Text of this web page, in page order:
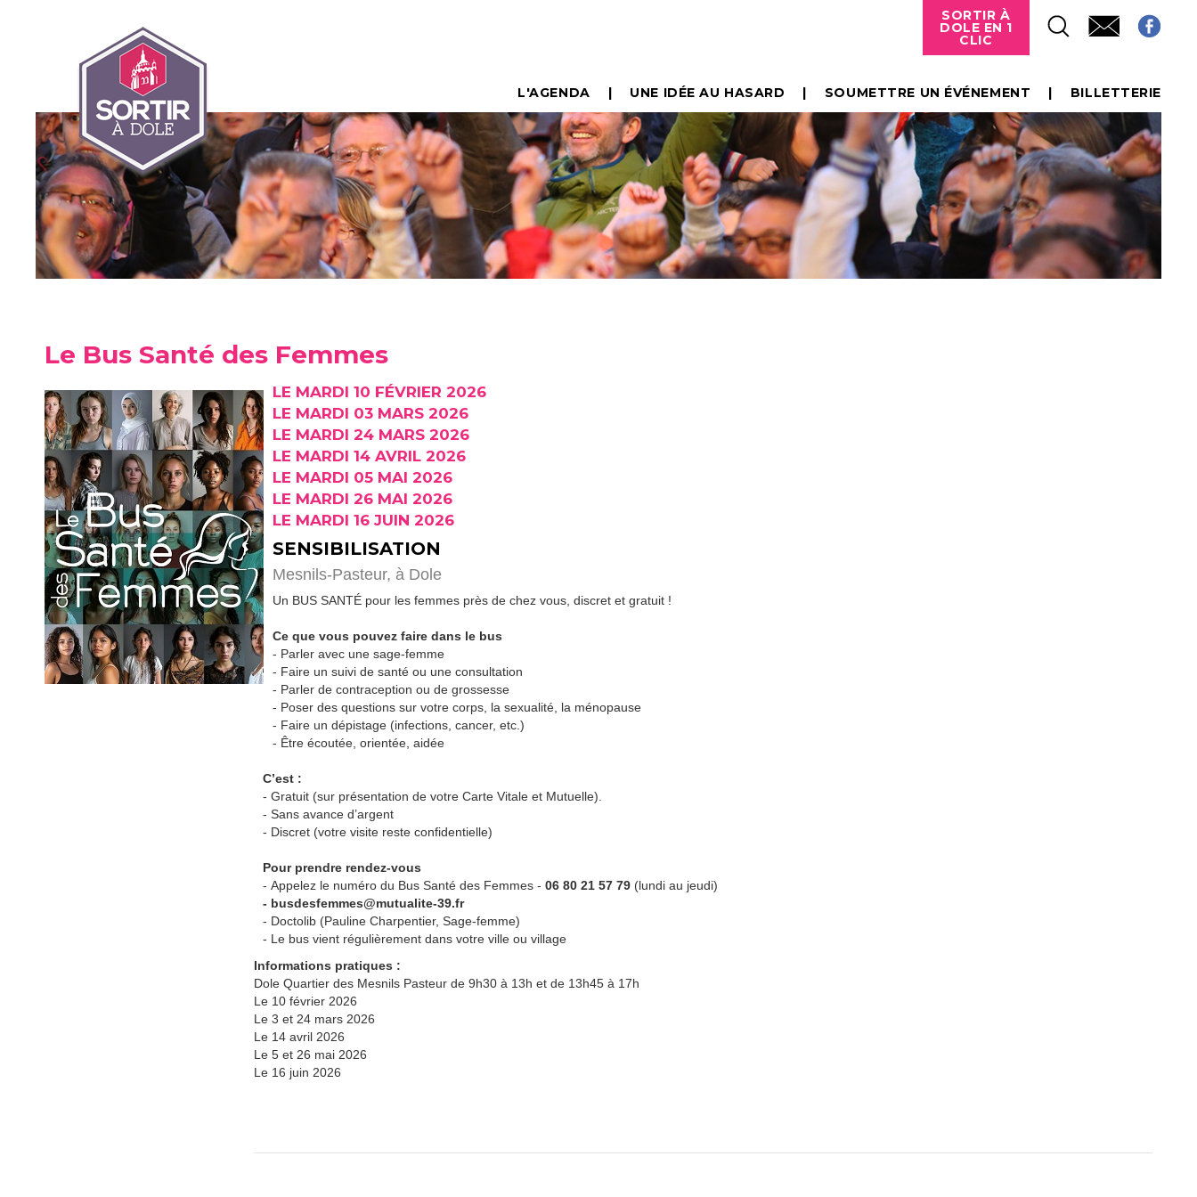
SORTIR À
DOLE EN 1
CLIC
L'AGENDA UNE IDÉE AU HASARD SOUMETTRE UN ÉVÉNEMENT BILLETTERIE
Le Bus Santé des Femmes
LE MARDI 10 FÉVRIER 2026
LE MARDI 03 MARS 2026
LE MARDI 24 MARS 2026
LE MARDI 14 AVRIL 2026
LE MARDI 05 MAI 2026
LE MARDI 26 MAI 2026
LE MARDI 16 JUIN 2026
SENSIBILISATION
Mesnils-Pasteur, à Dole
Un BUS SANTÉ pour les femmes près de chez vous, discret et gratuit !
Ce que vous pouvez faire dans le bus
- Parler avec une sage-femme
- Faire un suivi de santé ou une consultation
- Parler de contraception ou de grossesse
- Poser des questions sur votre corps, la sexualité, la ménopause
- Faire un dépistage (infections, cancer, etc.)
- Être écoutée, orientée, aidée
C’est :
- Gratuit (sur présentation de votre Carte Vitale et Mutuelle).
- Sans avance d’argent
- Discret (votre visite reste confidentielle)
Pour prendre rendez-vous
- Appelez le numéro du Bus Santé des Femmes - 06 80 21 57 79 (lundi au jeudi)
- busdesfemmes@mutualite-39.fr
- Doctolib (Pauline Charpentier, Sage-femme)
- Le bus vient régulièrement dans votre ville ou village
Informations pratiques :
Dole Quartier des Mesnils Pasteur de 9h30 à 13h et de 13h45 à 17h
Le 10 février 2026
Le 3 et 24 mars 2026
Le 14 avril 2026
Le 5 et 26 mai 2026
Le 16 juin 2026